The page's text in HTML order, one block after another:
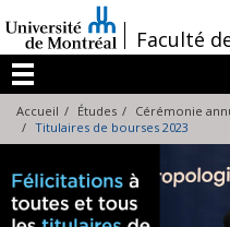
au
contenu
/Faculté
Menu
Accueil Études
Cérémonie
Titulaires de bourses 2023